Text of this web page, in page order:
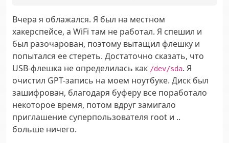
Вчера я облажался. Я был на местном
хакерспейсе, а WiFi там не работал. Я спешил и
был разочарован, поэтому вытащил флешку и
попытался ее стереть. Достаточно сказать, что
USB-флешка не определилась как /dev/sda. Я
очистил GPT-запись на моем ноутбуке. Диск был
зашифрован, благодаря буферу все поработало
некоторое время, потом вдруг замигало
приглашение суперпользователя root и ..
больше ничего.